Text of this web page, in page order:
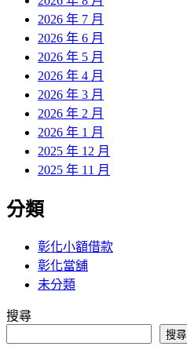
2026 年 7 月
2026 年 6 月
2026 年 5 月
2026 年 4 月
2026 年 3 月
2026 年 2 月
2026 年 1 月
2025 年 12 月
2025 年 11 月
分類
彰化小額借款
彰化當舖
未分類
搜尋
搜尋